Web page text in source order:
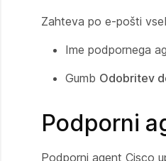
Zahteva po e-pošti
Ime podpornega
Gumb Odobritev
Podporni
Podporni agent Cisco